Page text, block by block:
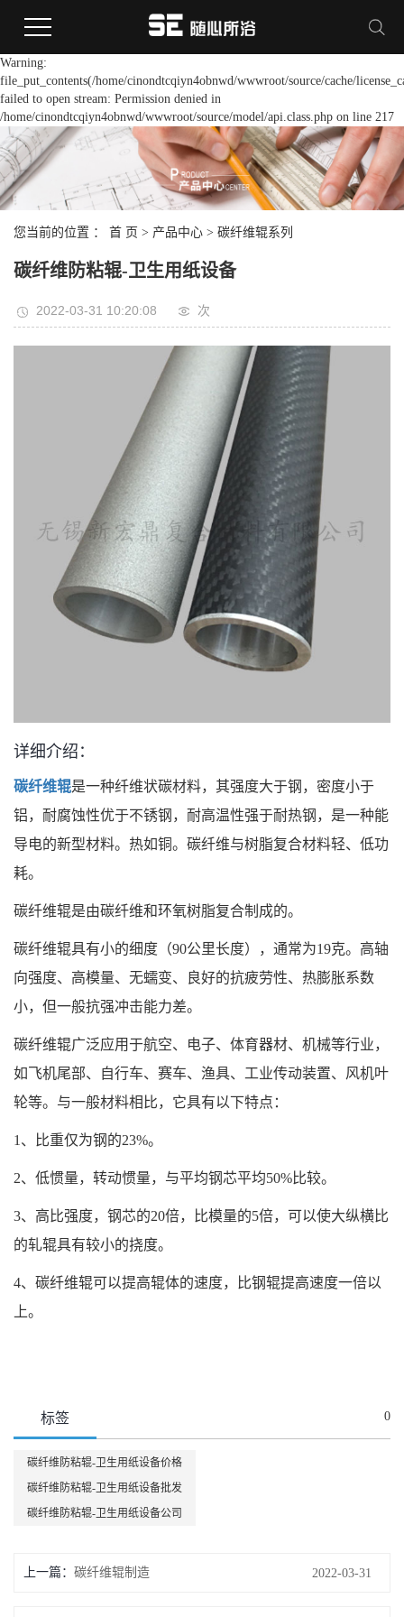
Warning:
file_put_contents(/home/cinondtcqiyn4obnwd/wwwroot/source/cache/
failed to open stream: Permission denied in
/home/cinondtcqiyn4obnwd/wwwroot/source/model/api.class.php on line 217
您当前的位置 ： 首 页 > 产品中心 > 碳纤维辊系列
碳纤维防粘辊-卫生用纸设备
2022-03-31 10:20:08 次
详细介绍：
碳纤维辊是一种纤维状碳材料，其强度大于钢，密度小于
铝，耐腐蚀性优于不锈钢，耐高温性强于耐热钢，是一种能
导电的新型材料。热如铜。碳纤维与树脂复合材料轻、低功
耗。
碳纤维辊是由碳纤维和环氧树脂复合制成的。
碳纤维辊具有小的细度（90公里长度），通常为19克。高轴
向强度、高模量、无蠕变、良好的抗疲劳性、热膨胀系数
小，但一般抗强冲击能力差。
碳纤维辊广泛应用于航空、电子、体育器材、机械等行业，
如飞机尾部、自行车、赛车、渔具、工业传动装置、风机叶
轮等。与一般材料相比，它具有以下特点：
1、比重仅为钢的23%。
2、低惯量，转动惯量，与平均钢芯平均50%比较。
3、高比强度，钢芯的20倍，比模量的5倍，可以使大纵横比
的轧辊具有较小的挠度。
4、碳纤维辊可以提高辊体的速度，比钢辊提高速度一倍以
上。
标签 0
碳纤维防粘辊-卫生用纸设备价格
碳纤维防粘辊-卫生用纸设备批发
碳纤维防粘辊-卫生用纸设备公司
上一篇： 碳纤维辊制造 2022-03-31